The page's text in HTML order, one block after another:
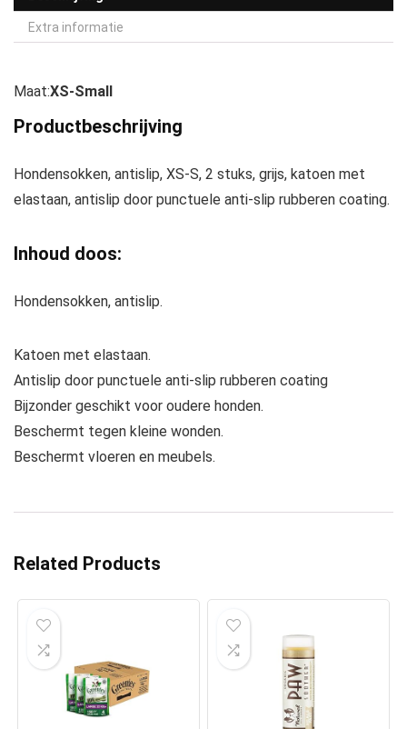
Extra informatie
Maat:XS-Small
Productbeschrijving
Hondensokken, antislip, XS-S, 2 stuks, grijs, katoen met
elastaan, antislip door punctuele anti-slip rubberen coating.
Inhoud doos:
Hondensokken, antislip.
Katoen met elastaan.
Antislip door punctuele anti-slip rubberen coating
Bijzonder geschikt voor oudere honden.
Beschermt tegen kleine wonden.
Beschermt vloeren en meubels.
Related Products